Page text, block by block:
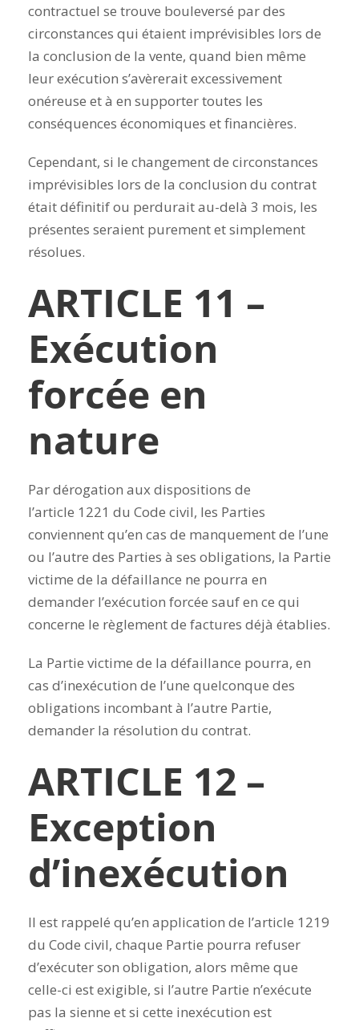
contractuel se trouve bouleversé par des
circonstances qui étaient imprévisibles lors de
la conclusion de la vente, quand bien même
leur exécution s’avèrerait excessivement
onéreuse et à en supporter toutes les
conséquences économiques et financières.
Cependant, si le changement de circonstances
imprévisibles lors de la conclusion du contrat
était définitif ou perdurait au-delà 3 mois, les
présentes seraient purement et simplement
résolues.
ARTICLE 11 –
Exécution
forcée en
nature
Par dérogation aux dispositions de
l’article 1221 du Code civil, les Parties
conviennent qu’en cas de manquement de l’une
ou l’autre des Parties à ses obligations, la Partie
victime de la défaillance ne pourra en
demander l’exécution forcée sauf en ce qui
concerne le règlement de factures déjà établies.
La Partie victime de la défaillance pourra, en
cas d’inexécution de l’une quelconque des
obligations incombant à l’autre Partie,
demander la résolution du contrat.
ARTICLE 12 –
Exception
d’inexécution
Il est rappelé qu’en application de l’article 1219
du Code civil, chaque Partie pourra refuser
d’exécuter son obligation, alors même que
celle-ci est exigible, si l’autre Partie n’exécute
pas la sienne et si cette inexécution est